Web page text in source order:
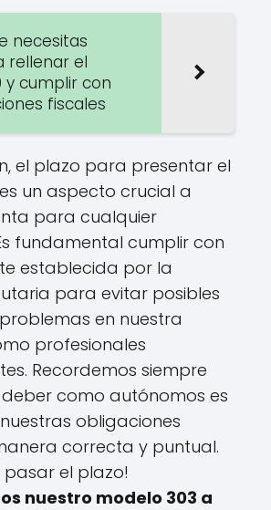
necesitas
rellenar el
y cumplir con
fiscales
el plazo para presentar el
un aspecto crucial a
para cualquier
fundamental cumplir con
establecida por la
para evitar posibles
en nuestra
profesionales
Recordemos siempre
como autónomos es
obligaciones
correcta y puntual.
pasar el plazo!
nuestro modelo 303 a